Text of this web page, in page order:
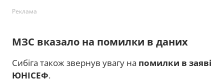
Реклама
МЗС вказало на помилки в даних
Сибіга також звернув увагу на помилки в заяві
ЮНІСЕФ.